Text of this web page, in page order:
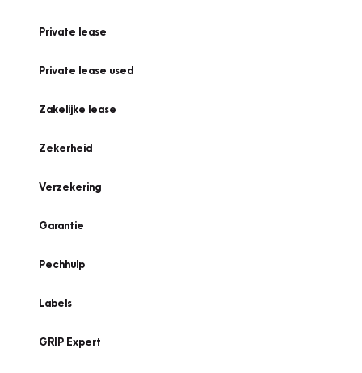
Private lease
Private lease used
Zakelijke lease
Zekerheid
Verzekering
Garantie
Pechhulp
Labels
GRIP Expert